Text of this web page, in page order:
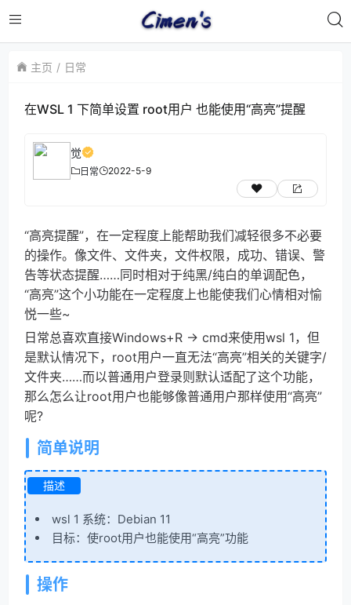
主页 日常
在WSL 1 下简单设置 root用户 也能使用“高亮”提醒
觉
日常 2022-5-9
“高亮提醒”，在一定程度上能帮助我们减轻很多不必要
的操作。像文件、文件夹，文件权限，成功、错误、警
告等状态提醒……同时相对于纯黑/纯白的单调配色，
“高亮”这个小功能在一定程度上也能使我们心情相对愉
悦一些~
日常总喜欢直接Windows+R -> cmd来使用wsl 1，但
是默认情况下，root用户一直无法“高亮”相关的关键字/
文件夹……而以普通用户登录则默认适配了这个功能，
那么怎么让root用户也能够像普通用户那样使用“高亮”
呢?
简单说明
描述
wsl 1 系统：Debian 11
目标：使root用户也能使用“高亮”功能
操作